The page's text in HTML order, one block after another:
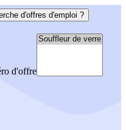
d'offres d'emploi ?
d'offre